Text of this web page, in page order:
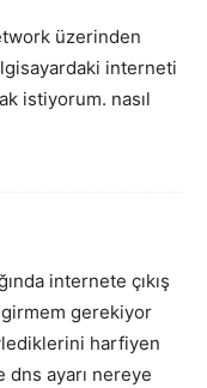
üzerinden
interneti
istiyorum. nasıl
internete çıkış
gerekiyor
harfiyen
dns ayarı nereye